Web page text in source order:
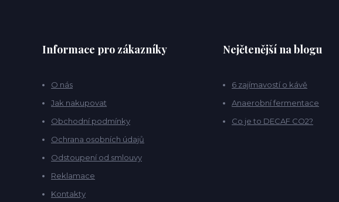
Informace pro zákazníky
O nás
Jak nakupovat
Obchodní podmínky
Ochrana osobních údajů
Odstoupení od smlouvy
Reklamace
Kontakty
Nejčtenější na blogu
6 zajímavostí o kávě
Anaerobní fermentace
Co je to DECAF CO2?